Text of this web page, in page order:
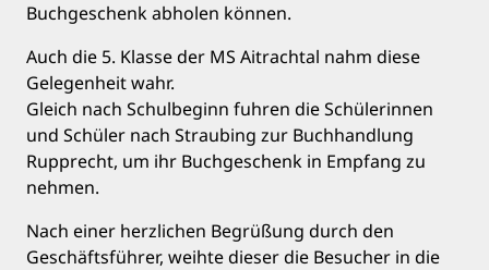
Buchgeschenk abholen können.
Auch die 5. Klasse der MS Aitrachtal nahm diese
Gelegenheit wahr.
Gleich nach Schulbeginn fuhren die Schülerinnen
und Schüler nach Straubing zur Buchhandlung
Rupprecht, um ihr Buchgeschenk in Empfang zu
nehmen.
Nach einer herzlichen Begrüßung durch den
Geschäftsführer, weihte dieser die Besucher in die